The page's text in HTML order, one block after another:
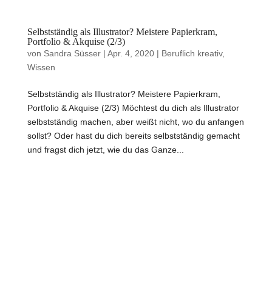
Selbstständig als Illustrator? Meistere Papierkram,
Portfolio & Akquise (2/3)
von Sandra Süsser| Apr. 4, 2020| Beruflich kreativ,
Wissen
Selbstständig als Illustrator? Meistere Papierkram,
Portfolio & Akquise (2/3) Möchtest du dich als Illustrator
selbstständig machen, aber weißt nicht, wo du anfangen
sollst? Oder hast du dich bereits selbstständig gemacht
und fragst dich jetzt, wie du das Ganze...